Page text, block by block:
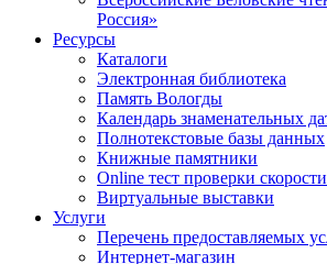
Россия»
Ресурсы
Каталоги
Электронная библиотека
Память Вологды
Календарь знаменательных
Полнотекстовые базы данных
Книжные памятники
Online тест проверки
Виртуальные выставки
Услуги
Перечень предоставляемых
Интернет-магазин